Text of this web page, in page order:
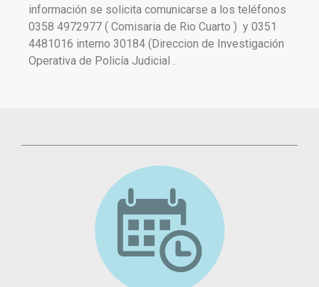
información se solicita comunicarse a los teléfonos
0358 4972977 ( Comisaria de Rio Cuarto ) y 0351
4481016 interno 30184 (Direccion de Investigación
Operativa de Policía Judicial .